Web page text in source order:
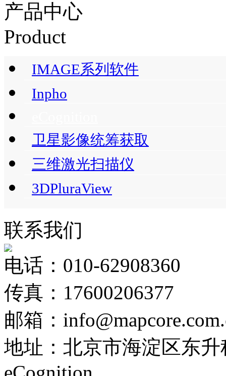
产品中心
Product
IMAGE系列软件
Inpho
卫星影像统筹获取
三维激光扫描仪
3DPluraView
联系我们
电话：010-62908360
传真：17600206377
邮箱：
地址：北京市海淀区东